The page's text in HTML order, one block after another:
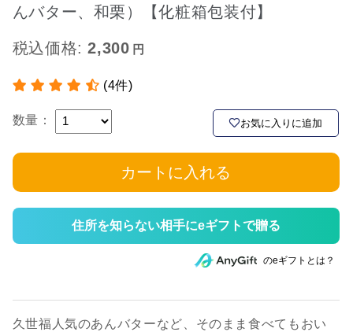
んバター、和栗）【化粧箱包装付】
税込価格:2,300
(4件)
数量： お気に入りに追加
カートに入れる
住所を知らない相手にeギフトで贈る
のeギフトとは？
久世福人気のあんバターなど、そのまま食べてもおい